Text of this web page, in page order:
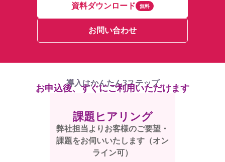
資料ダウンロード 無料
お問い合わせ
導入はかんたん3ステップ
お申込後、すぐにご利用いただけます
課題ヒアリング
弊社担当よりお客様のご要望・
課題をお伺いいたします（オン
ライン可）